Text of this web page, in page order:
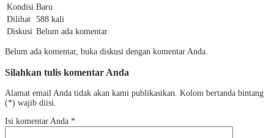
Kondisi Baru
Dilihat 588 kali
Diskusi Belum ada komentar
Belum ada komentar, buka diskusi dengan komentar Anda.
Silahkan tulis komentar Anda
Alamat email Anda tidak akan kami publikasikan. Kolom bertanda bintang
(*) wajib diisi.
Isi komentar Anda *